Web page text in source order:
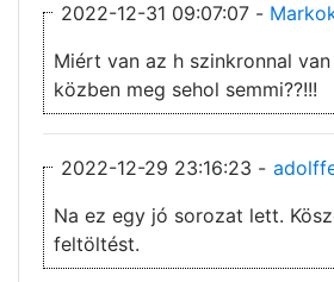
2022-12-31 09:07:07 -
Miért van az h szinkronnal
közben meg sehol semmi??!!!
2022-12-29 23:16:23 -
Na ez egy jó sorozat lett.
feltöltést.